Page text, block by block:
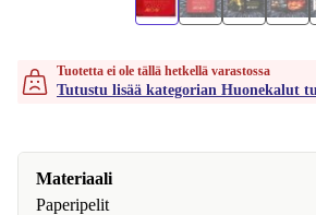
Tuotetta ei ole tällä hetkellä varastossa
Tutustu lisää kategorian Huonekalut
Materiaali
Paperipelit